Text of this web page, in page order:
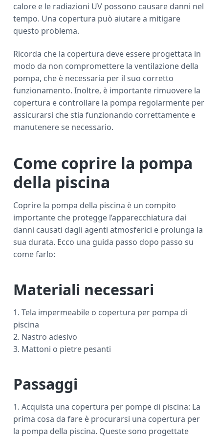
calore e le radiazioni UV possono causare danni nel
tempo. Una copertura può aiutare a mitigare
questo problema.
Ricorda che la copertura deve essere progettata in
modo da non compromettere la ventilazione della
pompa, che è necessaria per il suo corretto
funzionamento. Inoltre, è importante rimuovere la
copertura e controllare la pompa regolarmente per
assicurarsi che stia funzionando correttamente e
manutenere se necessario.
Come coprire la pompa
della piscina
Coprire la pompa della piscina è un compito
importante che protegge l’apparecchiatura dai
danni causati dagli agenti atmosferici e prolunga la
sua durata. Ecco una guida passo dopo passo su
come farlo:
Materiali necessari
1. Tela impermeabile o copertura per pompa di
piscina
2. Nastro adesivo
3. Mattoni o pietre pesanti
Passaggi
1. Acquista una copertura per pompe di piscina: La
prima cosa da fare è procurarsi una copertura per
la pompa della piscina. Queste sono progettate